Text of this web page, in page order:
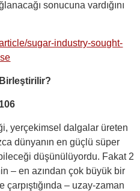
sonucuna vardığını
sugar-industry-sought-
yerçekimsel dalgalar üreten
dünyanın en güçlü süper
düşünülüyordu. Fakat 2
– en azından çok büyük bir
– uzay-zaman